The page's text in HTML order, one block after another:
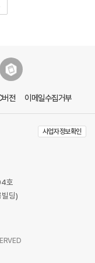
전 이메일수집거부
사업자정보확인
호
딩)